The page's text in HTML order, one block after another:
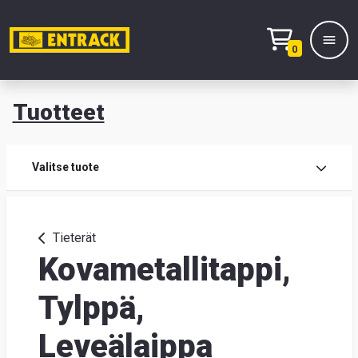
0
Tuotteet
Valitse tuote
Tieterät
Kovametallitappi,
Tylppä,
Leveälaippa